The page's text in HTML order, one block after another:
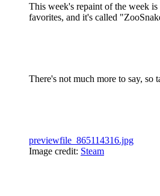
This week's repaint of the week is
favorites, and it's called
There's not much more to say, so
previewfile_865114316.jpg
Image credit: Steam